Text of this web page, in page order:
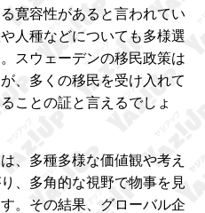
寛容性があると言われてい
人種などについても多様選
スウェーデンの移民政策は
、多くの移民を受け入れて
ことの証と言えるでしょ
、多種多様な価値観や考え
、多角的な視野で物事を見
。その結果、グローバル企